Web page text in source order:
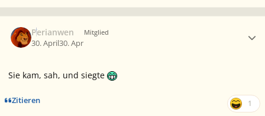
Perianwen Mitglied
30. April30. Apr
Sie kam, sah, und siegte
Zitieren 1